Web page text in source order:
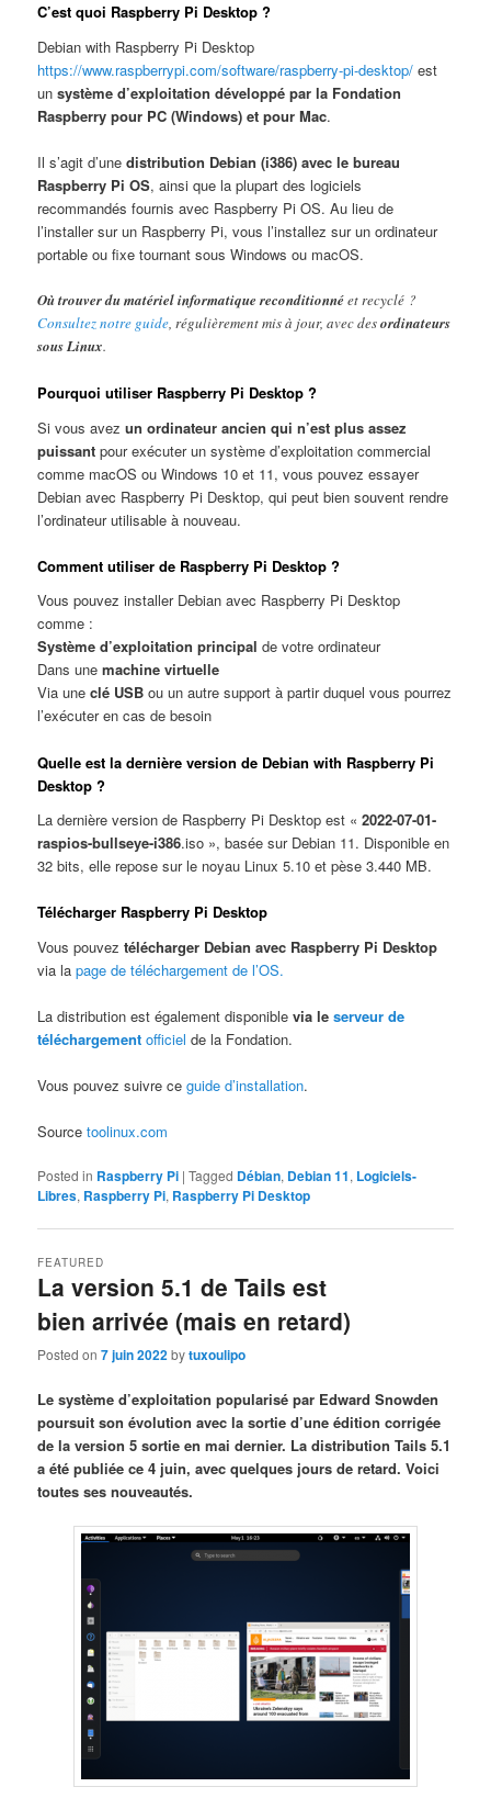
C’est quoi Raspberry Pi Desktop ?
Debian with Raspberry Pi Desktop
https://www.raspberrypi.com/software/raspberry-pi-desktop/ est
unsystème d’exploitation développé par la Fondation
Raspberry pour PC (Windows) et pour Mac.
Il s’agit d’unedistribution Debian (i386) avec le bureau
Raspberry Pi OS, ainsi que la plupart des logiciels
recommandés fournis avec Raspberry Pi OS. Au lieu de
l’installer sur un Raspberry Pi, vous l’installez sur un ordinateur
portable ou fixe tournant sous Windows ou macOS.
Où trouver du matériel informatique reconditionnéet recyclé ?
Consultez notre guide, régulièrement mis à jour, avec desordinateurs
sous Linux.
Pourquoi utiliser Raspberry Pi Desktop ?
Si vous avezun ordinateur ancien qui n’est plus assez
puissant pour exécuter un système d’exploitation commercial
comme macOS ou Windows 10 et 11, vous pouvez essayer
Debian avec Raspberry Pi Desktop, qui peut bien souvent rendre
l’ordinateur utilisable à nouveau.
Comment utiliser de Raspberry Pi Desktop ?
Vous pouvez installer Debian avec Raspberry Pi Desktop
comme :
Système d’exploitation principal de votre ordinateur
Dans unemachine virtuelle
Via uneclé USB ou un autre support à partir duquel vous pourrez
l’exécuter en cas de besoin
Quelle est la dernière version de Debian with Raspberry Pi
Desktop ?
La dernière version de Raspberry Pi Desktop est «2022-07-01-
raspios-bullseye-i386.iso », basée sur Debian 11. Disponible en
32 bits, elle repose sur le noyau Linux 5.10 et pèse 3.440 MB.
Télécharger Raspberry Pi Desktop
Vous pouveztélécharger Debian avec Raspberry Pi Desktop
via lapage de téléchargement de l’OS.
La distribution est également disponiblevia leserveur de
téléchargement officiel de la Fondation.
Vous pouvez suivre ceguide d’installation.
Source toolinux.com
Posted in Raspberry Pi |Tagged Débian, Debian 11, Logiciels-
Libres, Raspberry Pi, Raspberry Pi Desktop
La version 5.1 de Tails est
bien arrivée (mais en retard)
FEATURED
Posted on7 juin 2022bytuxoulipo
Le système d’exploitation popularisé par Edward Snowden
poursuit son évolution avec la sortie d’une édition corrigée
de la version 5 sortie en mai dernier. La distribution Tails 5.1
a été publiée ce 4 juin, avec quelques jours de retard. Voici
toutes ses nouveautés.